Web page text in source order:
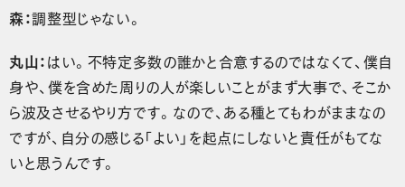
森：調整型じゃない。
丸山：はい。不特定多数の誰かと合意するのではなくて、僕自
身や、僕を含めた周りの人が楽しいことがまず大事で、そこか
ら波及させるやり方です。なので、ある種とてもわがままなの
ですが、自分の感じる「よい」を起点にしないと責任がもてな
いと思うんです。